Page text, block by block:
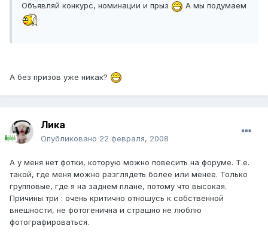
Объявляй конкурс, номинации и прыз А мы подумаем
А без призов уже никак?
Лика
Опубликовано 22 февраля, 2008
А у меня нет фотки, которую можно повесить на форуме. Т.е.
такой, где меня можно разглядеть более или менее. Только
групповые, где я на заднем плане, потому что высокая.
Причины три : очень критично отношусь к собственной
внешности, не фотогенична и страшно не люблю
фотографироваться.